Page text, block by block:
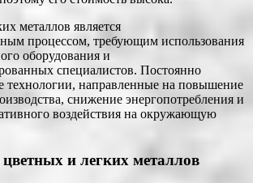
металлов является
процессом, требующим использования
оборудования и
специалистов. Постоянно
технологии, направленные на повышение
снижение энергопотребления и
воздействия на окружающую
и легких металлов